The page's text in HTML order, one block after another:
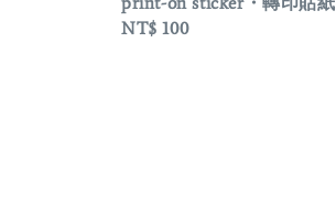
Regular
NT$ 100